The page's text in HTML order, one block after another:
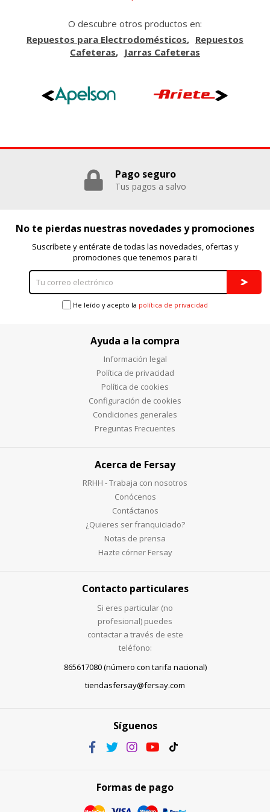
O descubre otros productos en:
Repuestos para Electrodomésticos
Repuestos
Cafeteras
Jarras Cafeteras
Pago seguro
Tus pagos a salvo
No te pierdas nuestras novedades y promociones
Suscríbete y entérate de todas las novedades, ofertas y
promociones que tenemos para ti
He leído y acepto la política de privacidad
Ayuda a la compra
Información legal
Política de privacidad
Política de cookies
Configuración de cookies
Condiciones generales
Preguntas Frecuentes
Acerca de Fersay
RRHH - Trabaja con nosotros
Conócenos
Contáctanos
¿Quieres ser franquiciado?
Notas de prensa
Hazte córner Fersay
Contacto particulares
Si eres particular (no
profesional) puedes
contactar a través de este
teléfono:
865617080 (número con tarifa nacional)
tiendasfersay@fersay.com
Síguenos
Formas de pago